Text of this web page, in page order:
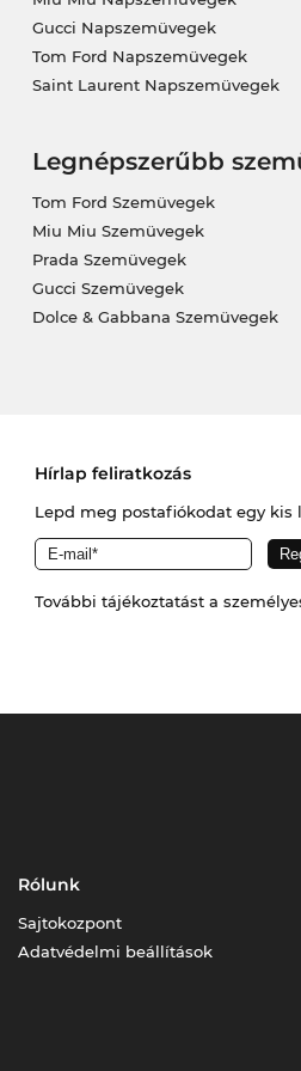
Gucci Napszemüvegek
Tom Ford Napszemüvegek
Saint Laurent Napszemüvegek
Legnépszerűbb
Tom Ford Szemüvegek
Miu Miu Szemüvegek
Prada Szemüvegek
Gucci Szemüvegek
Dolce & Gabbana Szemüvegek
Hírlap feliratkozás
Lepd meg postafiókodat egy kis
További tájékoztatást a
Rólunk
Sajtokozpont
Adatvédelmi beállítások